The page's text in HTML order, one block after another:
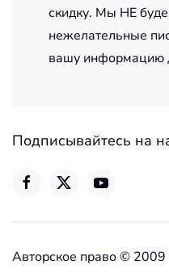
скидку. Мы НЕ
нежелательные
вашу информацию
Подписывайтесь на
Авторское право ©